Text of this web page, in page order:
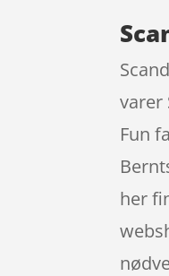
varer
Fun
her